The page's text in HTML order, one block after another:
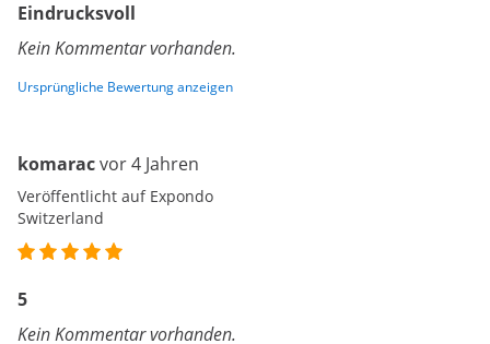
Eindrucksvoll
Kein Kommentar vorhanden.
Ursprüngliche Bewertung anzeigen
komaracvor 4 Jahren
Veröffentlicht auf Expondo
Switzerland
5
Kein Kommentar vorhanden.